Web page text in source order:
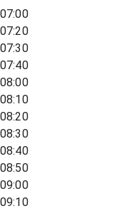
07:00
07:20
07:30
07:40
08:00
08:10
08:20
08:30
08:40
08:50
09:00
09:10